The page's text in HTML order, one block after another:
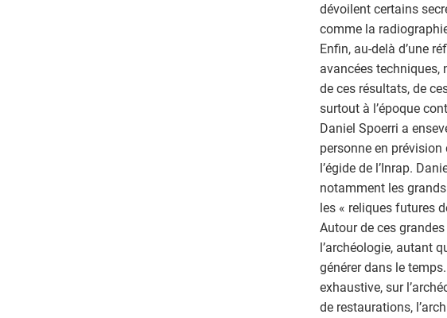
dévoilent certains
comme la
Enfin, au-delà d’une
avancées techniques,
de ces résultats, de
surtout à l’époque
Daniel Spoerri a
personne en
l’égide de l’Inrap.
notamment les
les « reliques futures
Autour de ces
l’archéologie, autant
générer dans le
exhaustive, sur
de restaurations,